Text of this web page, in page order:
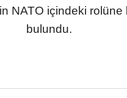
NATO içindeki
bulundu.